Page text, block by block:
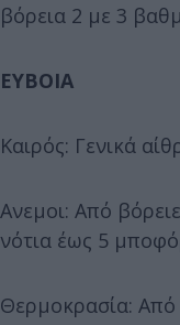
βόρεια 2 με 3
ΕΥΒΟΙΑ
Καιρός: Γενικά
Ανεμοι: Από
νότια έως 5
Θερμοκρασία: